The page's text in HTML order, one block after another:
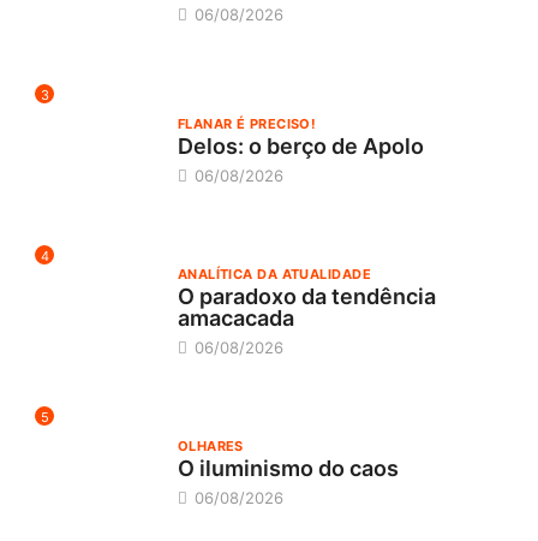
06/08/2026
3
FLANAR É PRECISO!
Delos: o berço de Apolo
06/08/2026
4
ANALÍTICA DA ATUALIDADE
O paradoxo da tendência
amacacada
06/08/2026
5
OLHARES
O iluminismo do caos
06/08/2026